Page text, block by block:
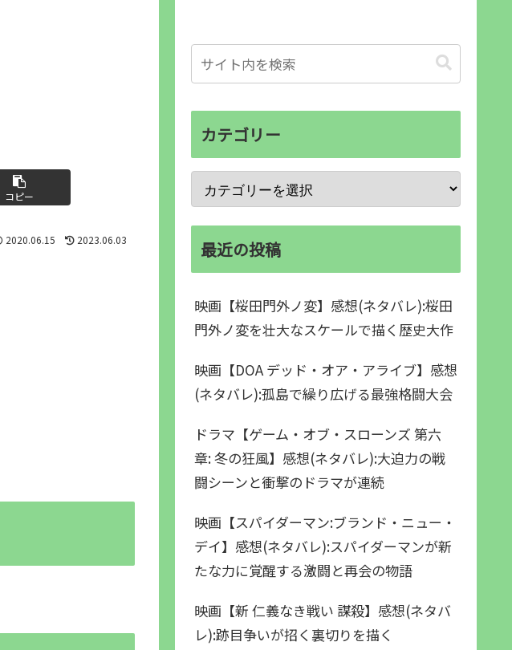
コピー
2020.06.15 2023.06.03
カテゴリー
最近の投稿
映画【桜田門外ノ変】感想(ネタバレ):桜田
門外ノ変を壮大なスケールで描く歴史大作
映画【DOA デッド・オア・アライブ】感想
(ネタバレ):孤島で繰り広げる最強格闘大会
ドラマ【ゲーム・オブ・スローンズ 第六
章: 冬の狂風】感想(ネタバレ):大迫力の戦
闘シーンと衝撃のドラマが連続
映画【スパイダーマン:ブランド・ニュー・
デイ】感想(ネタバレ):スパイダーマンが新
たな力に覚醒する激闘と再会の物語
映画【新 仁義なき戦い 謀殺】感想(ネタバ
レ):跡目争いが招く裏切りを描く